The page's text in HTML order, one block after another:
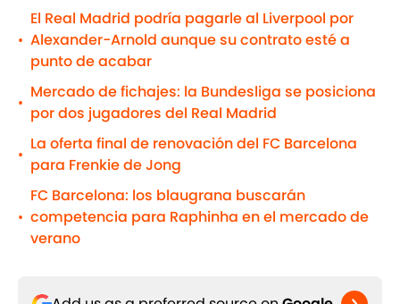
•
El Real Madrid podría pagarle al Liverpool por
Alexander-Arnold aunque su contrato esté a
punto de acabar
•
Mercado de fichajes: la Bundesliga se posiciona
por dos jugadores del Real Madrid
•
La oferta final de renovación del FC Barcelona
para Frenkie de Jong
•
FC Barcelona: los blaugrana buscarán
competencia para Raphinha en el mercado de
verano